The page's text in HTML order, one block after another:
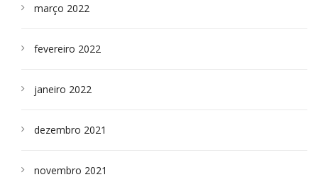
março 2022
fevereiro 2022
janeiro 2022
dezembro 2021
novembro 2021